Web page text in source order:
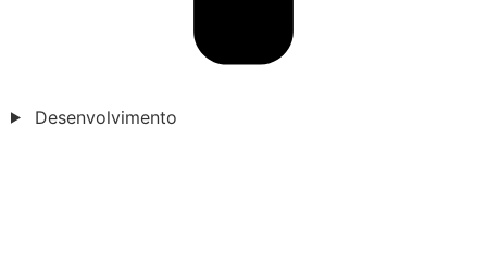
Desenvolvimento